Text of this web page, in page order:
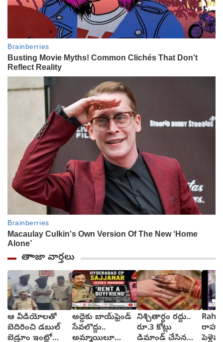
తాాజా వార్తలు
ఆ వీడియోలతో
బెదిరించి డబుల్
బెడ్రూం ఇంట్లో
అద్దెకు బాయ్‌ఫ్రెండ్
సేవలొద్దు..
అమ్మాయిలూ
నిశ్చితార్థం రద్దు..
రూ.3 కోట్లు
డిమాండ్ చేసిన